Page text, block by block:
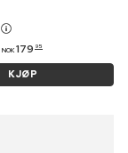
NOK 179 95
KJØP